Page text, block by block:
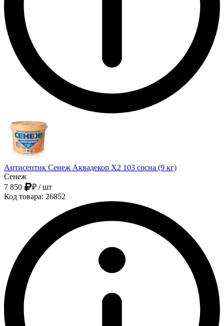
Антисептик Сенеж Аквадекор Х2 103 сосна (9 кг)
Сенеж
7 850
₽ / шт
Код товара: 26852